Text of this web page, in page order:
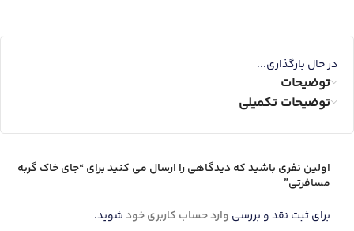
در حال بارگذاری...
توضیحات
توضیحات تکمیلی
اولین نفری باشید که دیدگاهی را ارسال می کنید برای “جای خاک گربه
مسافرتی”
برای ثبت نقد و بررسی وارد حساب کاربری خودشوید.